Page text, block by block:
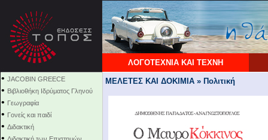
ΛΟΓΟΤΕΧΝΙΑ ΚΑΙ ΤΕΧΝΗ
• JACOBIN GREECE
• Βιβλιοθήκη Ιδρύματος Γληνού
• Γεωγραφία
• Γονείς και παιδί
• Διδακτική
•
ΜΕΛΕΤΕΣ ΚΑΙ ΔΟΚΙΜΙΑ » Πολιτική